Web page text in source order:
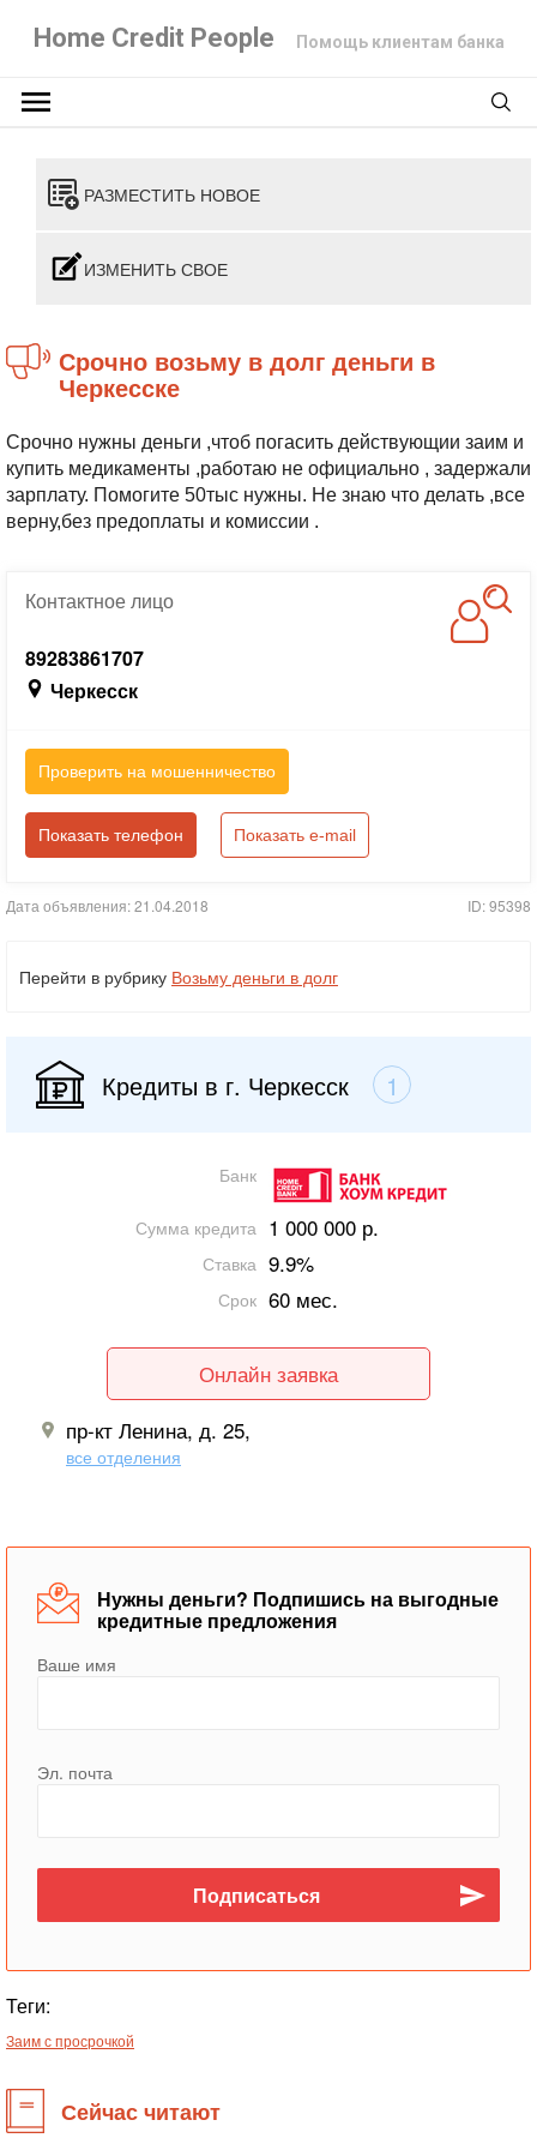
Home Credit People Помощь клиентам банка
РАЗМЕСТИТЬ НОВОЕ
ИЗМЕНИТЬ СВОЕ
Срочно возьму в долг деньги в
Черкесске
Срочно нужны деньги ,чтоб погасить действующии заим и
купить медикаменты ,работаю не официально , задержали
зарплату. Помогите 50тыс нужны. Не знаю что делать ,все
верну,без предоплаты и комиссии .
Контактноелицо
89283861707
Черкесск
Проверить на мошенничество
Показать телефон Показать e-mail
Дата объявления: 21.04.2018 ID: 95398
Перейти в рубрику Возьму деньги в долг
Кредиты в г. Черкесск 1
Банк
Сумма кредита 1 000 000 р.
Ставка 9.9%
Срок 60 мес.
Онлайн заявка
пр-кт Ленина, д. 25,
все отделения
Нужны деньги? Подпишись на выгодные
кредитные предложения
Ваше имя
Эл. почта
Теги:
Заим с просрочкой
Сейчас читают